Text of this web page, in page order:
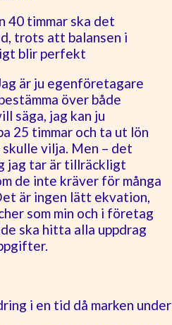
40 timmar ska det
trots att balansen i
blir perfekt
är ju egenföretagare
över både
säga, jag kan ju
25 timmar och ta ut lön
vilja. Men – det
jag tar är tillräckligt
de inte kräver för många
är ingen lätt ekvation,
som min och i företag
ska hitta alla uppdrag
i en tid då marken